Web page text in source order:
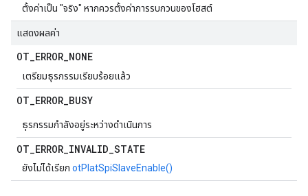
ตั้งค่าเป็น "จริง" หากควรตั้งค่าการรบกวนของโฮสต์
แสดงผลค่า
OT_ERROR_NONE
เตรียมธุรกรรมเรียบร้อยแล้ว
OT_ERROR_BUSY
ธุรกรรมกำลังอยู่ระหว่างดำเนินการ
OT_ERROR_INVALID_STATE
ยังไม่ได้เรียก otPlatSpiSlaveEnable()